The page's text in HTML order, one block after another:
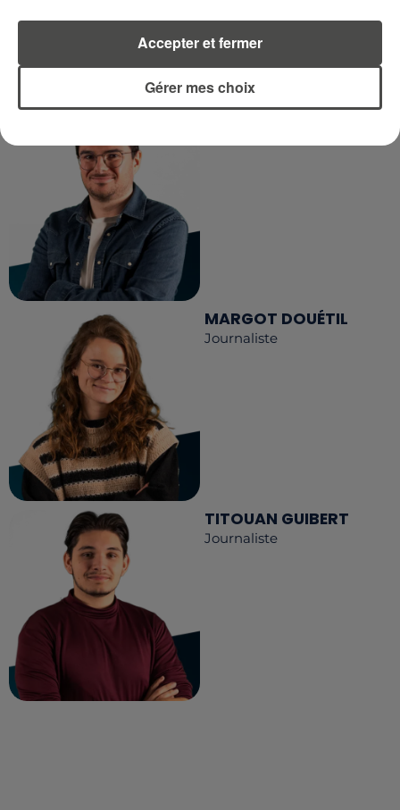
LA RÉDACTION
RCA
Voir toute l'équipe RCA
MARGOT DOUÉTIL
Journaliste
TITOUAN GUIBERT
Journaliste
Gérer mes choix
Accepter et fermer